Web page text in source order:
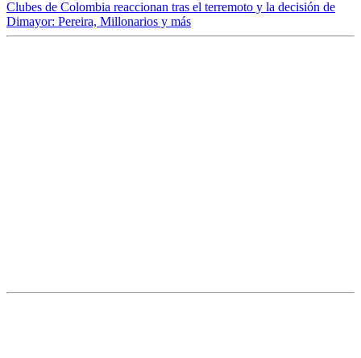
Clubes de Colombia reaccionan tras el terremoto y la decisión de
Dimayor: Pereira, Millonarios y más